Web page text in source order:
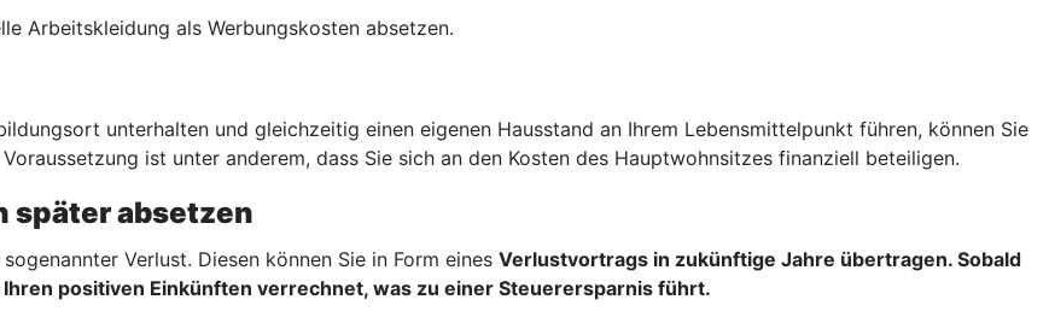
Arbeitskleidung als Werbungskosten absetzen.
unterhalten und gleichzeitig einen eigenen Hausstand an Ihrem Lebensmittelpunkt führen, können Sie
ist unter anderem, dass Sie sich an den Kosten des Hauptwohnsitzes finanziell beteiligen.
später absetzen
Verlust. Diesen können Sie in Form eines Verlustvortrags in zukünftige Jahre übertragen. Sobald
positiven Einkünften verrechnet, was zu einer Steuerersparnis führt.